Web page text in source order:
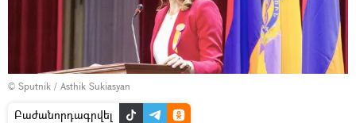
© Sputnik / Asthik Sukiasyan
Բաժանորդագրվել